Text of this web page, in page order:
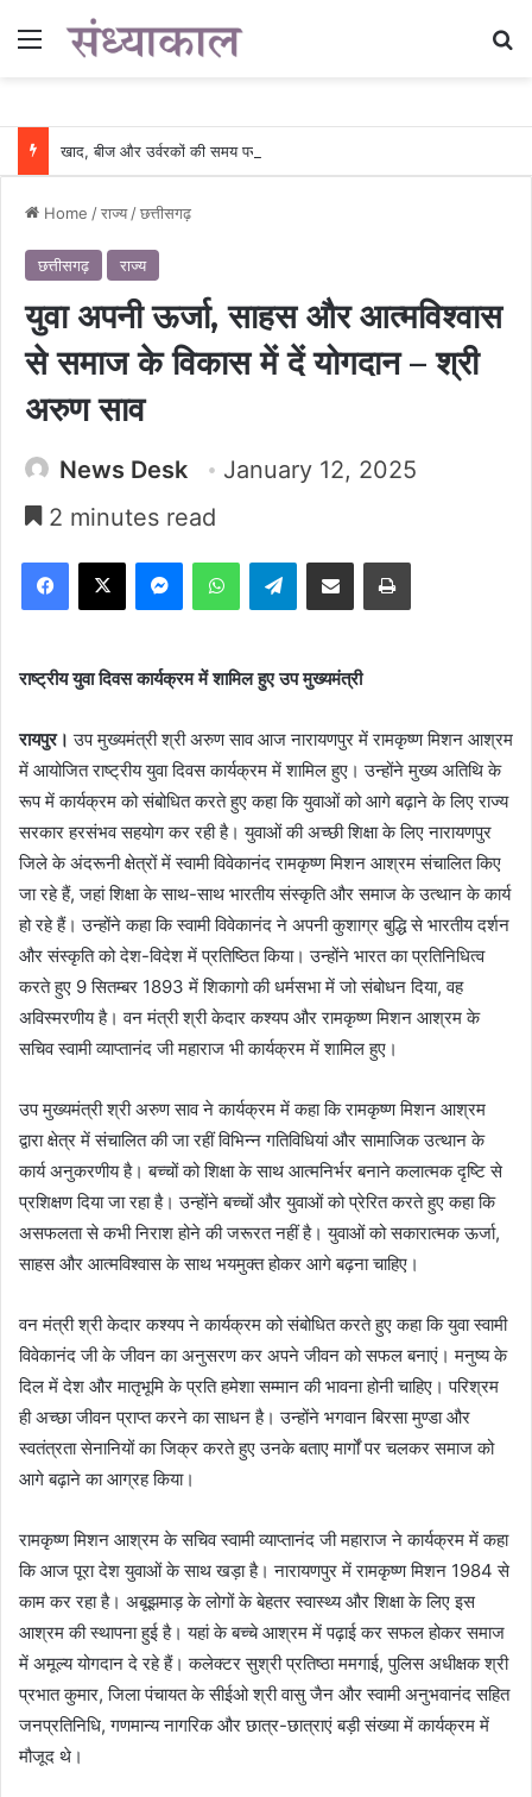
Menu
Home /राज्य /छत्तीसगढ़
छत्तीसगढ़ राज्य
युवा अपनी ऊर्जा, साहस और आत्मविश्वास
से समाज के विकास में दें योगदान – श्री
अरुण साव
News Desk
January 12, 2025
2 minutes read
Facebook
X MessengerWhatsAppTelegramShare via Email Print
राष्ट्रीय युवा दिवस कार्यक्रम में शामिल हुए उप मुख्यमंत्री
रायपुर। उप मुख्यमंत्री श्री अरुण साव आज नारायणपुर में रामकृष्ण मिशन आश्रम
में आयोजित राष्ट्रीय युवा दिवस कार्यक्रम में शामिल हुए। उन्होंने मुख्य अतिथि के
रूप में कार्यक्रम को संबोधित करते हुए कहा कि युवाओं को आगे बढ़ाने के लिए राज्य
सरकार हरसंभव सहयोग कर रही है। युवाओं की अच्छी शिक्षा के लिए नारायणपुर
जिले के अंदरूनी क्षेत्रों में स्वामी विवेकानंद रामकृष्ण मिशन आश्रम संचालित किए
जा रहे हैं, जहां शिक्षा के साथ-साथ भारतीय संस्कृति और समाज के उत्थान के कार्य
हो रहे हैं। उन्होंने कहा कि स्वामी विवेकानंद ने अपनी कुशाग्र बुद्धि से भारतीय दर्शन
और संस्कृति को देश-विदेश में प्रतिष्ठित किया। उन्होंने भारत का प्रतिनिधित्व
करते हुए 9 सितम्बर 1893 में शिकागो की धर्मसभा में जो संबोधन दिया, वह
अविस्मरणीय है। वन मंत्री श्री केदार कश्यप और रामकृष्ण मिशन आश्रम के
सचिव स्वामी व्याप्तानंद जी महाराज भी कार्यक्रम में शामिल हुए।
उप मुख्यमंत्री श्री अरुण साव ने कार्यक्रम में कहा कि रामकृष्ण मिशन आश्रम
द्वारा क्षेत्र में संचालित की जा रहीं विभिन्न गतिविधियां और सामाजिक उत्थान के
कार्य अनुकरणीय है। बच्चों को शिक्षा के साथ आत्मनिर्भर बनाने कलात्मक दृष्टि से
प्रशिक्षण दिया जा रहा है। उन्होंने बच्चों और युवाओं को प्रेरित करते हुए कहा कि
असफलता से कभी निराश होने की जरूरत नहीं है। युवाओं को सकारात्मक ऊर्जा,
साहस और आत्मविश्वास के साथ भयमुक्त होकर आगे बढ़ना चाहिए।
वन मंत्री श्री केदार कश्यप ने कार्यक्रम को संबोधित करते हुए कहा कि युवा स्वामी
विवेकानंद जी के जीवन का अनुसरण कर अपने जीवन को सफल बनाएं। मनुष्य के
दिल में देश और मातृभूमि के प्रति हमेशा सम्मान की भावना होनी चाहिए। परिश्रम
ही अच्छा जीवन प्राप्त करने का साधन है। उन्होंने भगवान बिरसा मुण्डा और
स्वतंत्रता सेनानियों का जिक्र करते हुए उनके बताए मार्गों पर चलकर समाज को
आगे बढ़ाने का आग्रह किया।
रामकृष्ण मिशन आश्रम के सचिव स्वामी व्याप्तानंद जी महाराज ने कार्यक्रम में कहा
कि आज पूरा देश युवाओं के साथ खड़ा है। नारायणपुर में रामकृष्ण मिशन 1984 से
काम कर रहा है। अबूझमाड़ के लोगों के बेहतर स्वास्थ्य और शिक्षा के लिए इस
आश्रम की स्थापना हुई है। यहां के बच्चे आश्रम में पढ़ाई कर सफल होकर समाज
में अमूल्य योगदान दे रहे हैं। कलेक्टर सुश्री प्रतिष्ठा ममगाई, पुलिस अधीक्षक श्री
प्रभात कुमार, जिला पंचायत के सीईओ श्री वासु जैन और स्वामी अनुभवानंद सहित
जनप्रतिनिधि, गणमान्य नागरिक और छात्र-छात्राएं बड़ी संख्या में कार्यक्रम में
मौजूद थे।